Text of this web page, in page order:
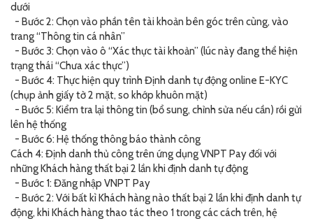
dưới
- Bước 2: Chọn vào phần tên tài khoản bên góc trên cùng, vào
trang “Thông tin cá nhân”
- Bước 3: Chọn vào ô “Xác thực tài khoản” (lúc này đang thể hiện
trạng thái “Chưa xác thực”)
- Bước 4: Thực hiện quy trình Định danh tự động online E-KYC
(chụp ảnh giấy tờ 2 mặt, so khớp khuôn mặt)
- Bước 5: Kiểm tra lại thông tin (bổ sung, chỉnh sửa nếu cần) rồi gửi
lên hệ thống
- Bước 6: Hệ thống thông báo thành công
Cách 4: Định danh thủ công trên ứng dụng VNPT Pay đối với
những Khách hàng thất bại 2 lần khi định danh tự động
- Bước 1: Đăng nhập VNPT Pay
- Bước 2: Với bất kì Khách hàng nào thất bại 2 lần khi định danh tự
động, khi Khách hàng thao tác theo 1 trong các cách trên, hệ